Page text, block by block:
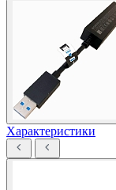
Характеристики